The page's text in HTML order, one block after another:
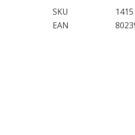
SKU
1415
EAN